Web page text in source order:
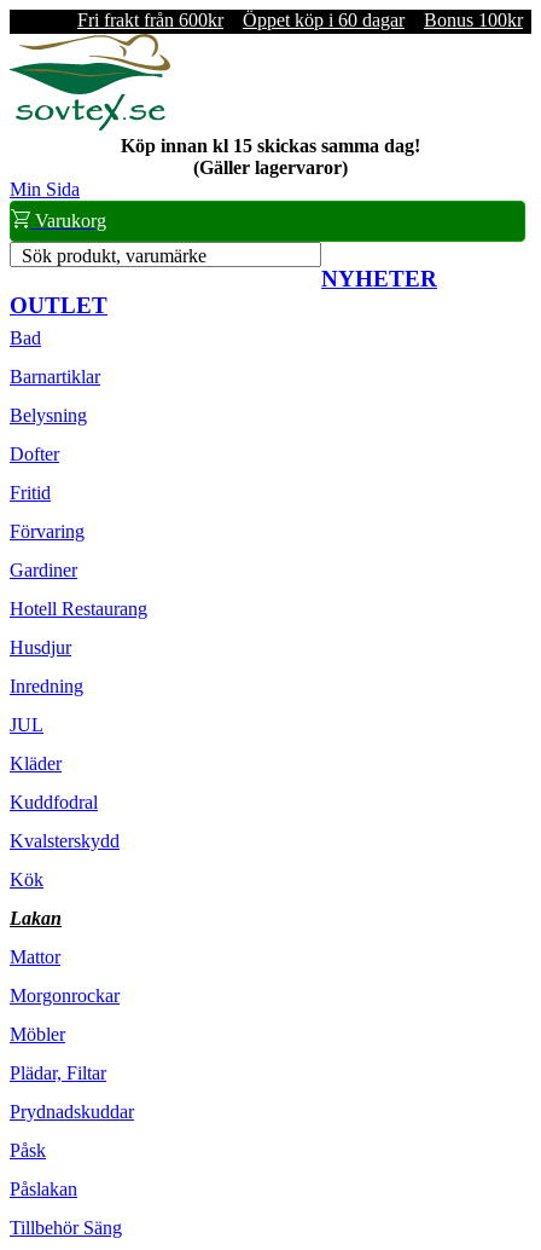
Fri frakt från 600kr Öppet köp i 60 dagar Bonus 100kr
Köp innan kl 15 skickas samma dag!
(Gäller lagervaror)
Min Sida
Varukorg
Sök produkt, varumärke
NYHETER
OUTLET
Bad
Barnartiklar
Belysning
Dofter
Fritid
Förvaring
Gardiner
Hotell Restaurang
Husdjur
Inredning
JUL
Kläder
Kuddfodral
Kvalsterskydd
Kök
Lakan
Mattor
Morgonrockar
Möbler
Plädar, Filtar
Prydnadskuddar
Påsk
Påslakan
Tillbehör Säng